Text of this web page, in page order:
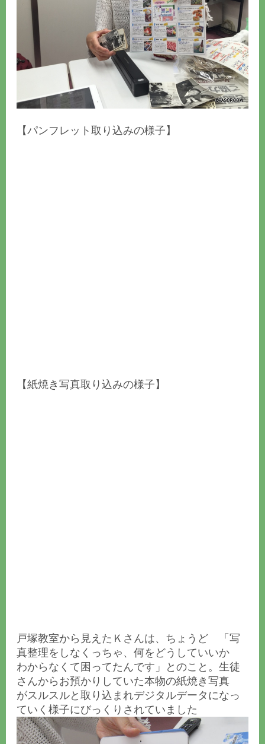
【パンフレット取り込みの様子】
【紙焼き写真取り込みの様子】
戸塚教室から見えたＫさんは、ちょうど 「写
真整理をしなくっちゃ、何をどうしていいか
わからなくて困ってたんです」とのこと。生徒
さんからお預かりしていた本物の紙焼き写真
がスルスルと取り込まれデジタルデータになっ
ていく様子にびっくりされていました